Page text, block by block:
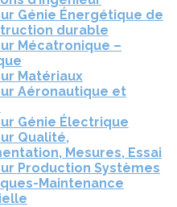
Génie Énergétique de
durable
Mécatronique –
Matériaux
Aéronautique et
Génie Électrique
Qualité,
Mesures, Essai
Production Systèmes
Maintenance